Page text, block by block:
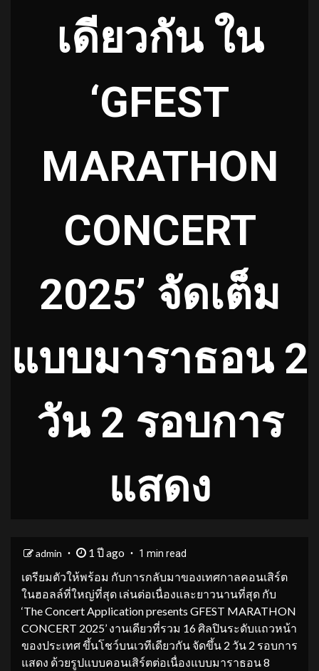
เดียวกัน ใน
‘GFEST
MARATHON
CONCERT
2025’ จัดเต็ม
แบบมาราธอน 2
วัน 2 รอบการ
แสดง
admin 1 ปี ago 1 min read
เตรียมตัวให้พร้อม กับการกลับมาของเทศกาลคอนเสิร์ต
ในฮอลล์ที่ใหญ่ที่สุด เล่นต่อเนื่องและยาวนานที่สุด กับ
‘The Concert Application presents GFEST MARATHON
CONCERT 2025’ งานเดียวที่รวม 16 ศิลปินระดับแถวหน้า
ของประเทศ ขึ้นโชว์บนเวทีเดียวกัน จัดขึ้น 2 วัน 2 รอบการ
แสดง ด้วยรูปแบบคอนเสิร์ตต่อเนื่องแบบมาราธอน 8